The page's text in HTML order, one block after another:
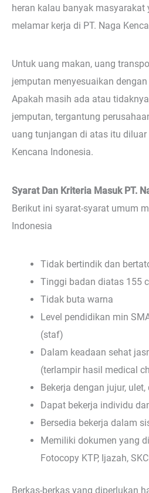
heran kalau banyak masyarakat
melamar kerja di PT. Naga
Untuk uang makan, uang
jemputan menyesuaikan
Apakah masih ada atau
jemputan, tergantung
uang tunjangan di atas itu diluar
Kencana Indonesia.
Syarat Dan Kriteria Masuk PT.
Berikut ini syarat-syarat umum
Indonesia
Tidak bertindik dan
Tinggi badan diatas 155
Tidak buta warna
Level pendidikan min
(staf)
Dalam keadaan sehat
(terlampir hasil medical
Bekerja dengan jujur, ulet,
Dapat bekerja individu
Bersedia bekerja dalam
Memiliki dokumen yang
Fotocopy KTP, Ijazah,
Berkas-berkas yang diperlukan